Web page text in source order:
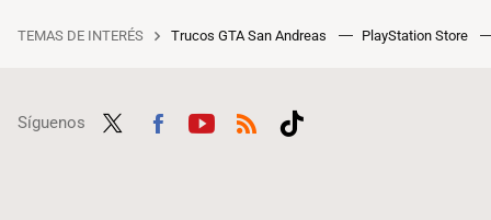
TEMAS DE INTERÉS Trucos GTA San Andreas PlayStation Store
Síguenos